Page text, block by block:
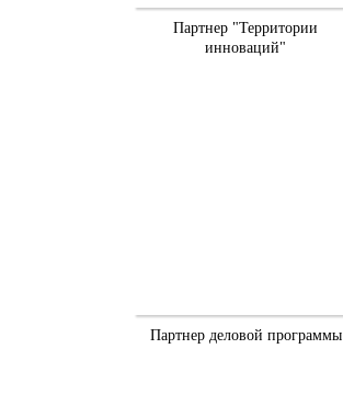
Партнер "Территории
инноваций"
Партнер деловой программы